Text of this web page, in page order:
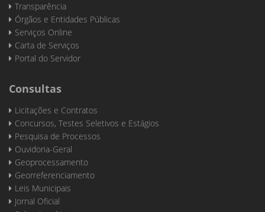
Transparência
Órgãos e Entidades Públicas
Serviços Online
Carta de Serviços
Portal do Servidor
Consultas
Licitações e Contratos
Concursos, Testes Seletivos e Estágios
Pesquisa de Processos
Ouvidoria-Geral
Geoprocessamento
Georreferenciamento
Leis Municipais
Jornal Oficial